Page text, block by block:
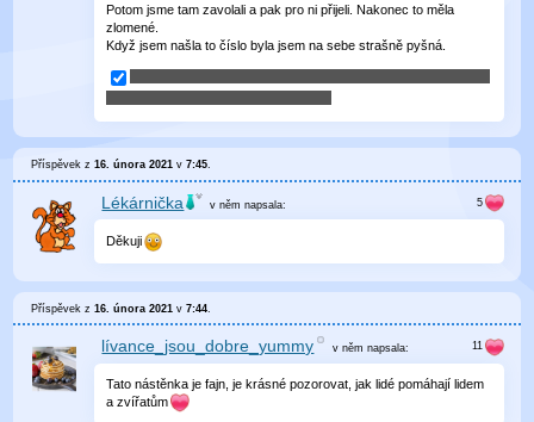
Potom jsme tam zavolali a pak pro ni přijeli. Nakonec to měla
zlomené.
Když jsem našla to číslo byla jsem na sebe strašně pyšná.
Příspěvek z16. února 2021 v7:45.
Lékárnička v něm napsala:
Děkuji
Příspěvek z16. února 2021 v7:44
lívance_jsou_dobre_yummy v němnapsala:
Tato nástěnka je fajn, je krásné pozorovat, jak lidé pomáhají lidem
a zvířatům